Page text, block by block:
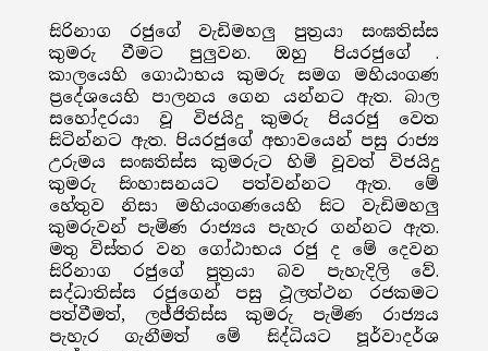
සිරිනාග රජුගේ වැඩිමහලු පුත්‍රයා සංඝතිස්ස
කුමරු වීමට පුලුවන. ඔහු පියරජුගේ .
කාලයෙහි ගොඨාභය කුමරු සමග මහියංගණ
ප්‍රදේශයෙහි පාලනය ගෙන යන්නට ඇත. බාල
සහෝදරයා වූ විජයිදු කුමරු පියරජු වෙත
සිටින්නට ඇත. පියරජුගේ අභාවයෙන් පසු රාජ්‍ය
උරුමය සංඝතිස්ස කුමරුට හිමි වූවත් විජයිදු
කුමරු සිංහාසනයට පත්වන්නට ඇත. මේ
හේතුව නිසා මහියංගණයෙහි සිට වැඩිමහලු
කුමරුවන් පැමිණ රාජ්‍යය පැහැර ගන්නට ඇත.
මතු විස්තර වන ගෝඨාභය රජු ද මේ දෙවන
සිරිනාග රජුගේ පුත්‍රයා බව පැහැදිලි වේ.
සද්ධාතිස්ස රජුගෙන් පසු ථූලත්ථන රජකමට
පත්වීමත්, ලජ්ජිතිස්ස කුමරු පැමිණ රාජ්‍යය
පැහැර ගැනීමත් මේ සිද්ධියට පූර්වාදර්ශ